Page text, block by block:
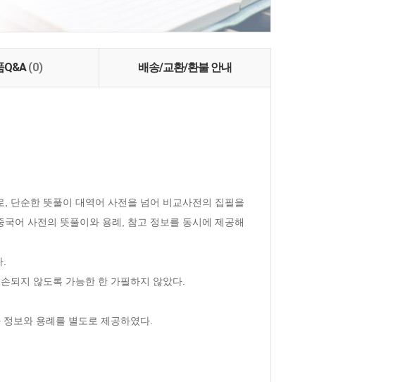
Q&A(0) 배송/교환/환불 안내
단순한 뜻풀이 대역어 사전을 넘어 비교사전의 집필을
어 사전의 뜻풀이와 용례, 참고 정보를 동시에 제공해
되지 않도록 가능한 한 가필하지 않았다.
보와 용례를 별도로 제공하였다.